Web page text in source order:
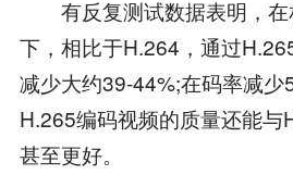
有反复测试数据表明，在
下，相比于H.264，通过
减少大约39-44%;在码率减少
H.265编码视频的质量还能与
甚至更好。